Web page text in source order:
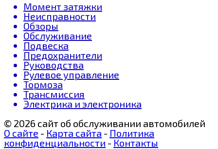
Момент затяжки
Неисправности
Обзоры
Обслуживание
Подвеска
Предохранители
Руководства
Рулевое управление
Тормоза
Трансмиссия
Электрика и электроника
© 2026 сайт об обслуживании автомобилей
О сайте - Карта сайта - Политика
конфиденциальности - Контакты